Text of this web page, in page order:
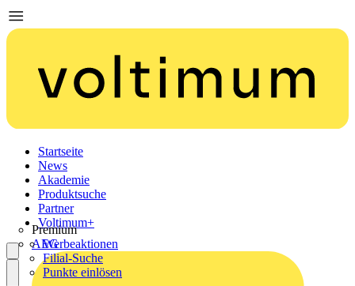
Startseite
News
Akademie
Produktsuche
Partner
Premium
AEG
Voltimum+
Werbeaktionen
Filial-Suche
Punkte einlösen